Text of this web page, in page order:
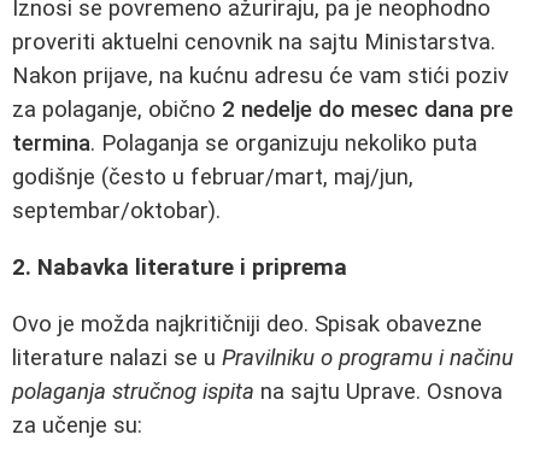
Iznosi se povremeno ažuriraju, pa je neophodno
proveriti aktuelni cenovnik na sajtu Ministarstva.
Nakon prijave, na kućnu adresu će vam stići poziv
za polaganje, obično 2 nedelje do mesec dana pre
termina. Polaganja se organizuju nekoliko puta
godišnje (često u februar/mart, maj/jun,
septembar/oktobar).
2. Nabavka literature i priprema
Ovo je možda najkritičniji deo. Spisak obavezne
literature nalazi se u Pravilniku o programu i načinu
polaganja stručnog ispita na sajtu Uprave. Osnova
za učenje su: